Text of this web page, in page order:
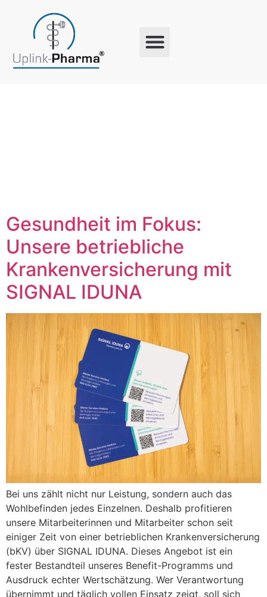
Gesundheit im Fokus:
Unsere betriebliche
Krankenversicherung mit
SIGNAL IDUNA
Bei uns zählt nicht nur Leistung, sondern auch das
Wohlbefinden jedes Einzelnen. Deshalb profitieren
unsere Mitarbeiterinnen und Mitarbeiter schon seit
einiger Zeit von einer betrieblichen Krankenversicherung
(bKV) über SIGNAL IDUNA. Dieses Angebot ist ein
fester Bestandteil unseres Benefit-Programms und
Ausdruck echter Wertschätzung. Wer Verantwortung
übernimmt und täglich vollen Einsatz zeigt, soll sich